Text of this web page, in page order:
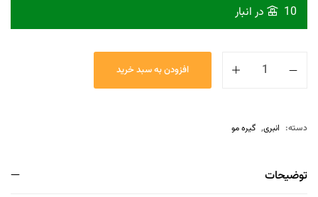
10 در انبار
افزودن به سبد خرید
دسته: انبری, گیره مو
توضیحات